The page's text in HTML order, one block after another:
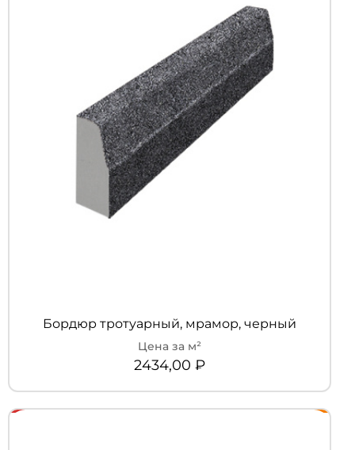
Бордюр тротуарный, мрамор, черный
2434,00 ₽